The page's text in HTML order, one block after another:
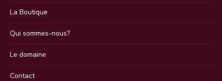
La Boutique
Qui sommes-nous?
Le domaine
Contact